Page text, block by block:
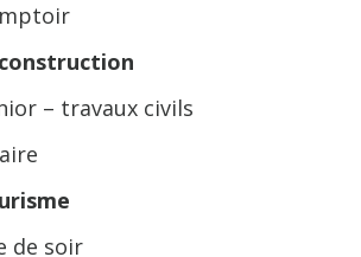
– travaux civils
de soir